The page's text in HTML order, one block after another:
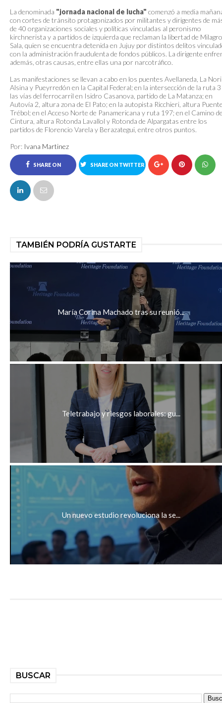
La denominada "jornada nacional de lucha" comenzó a media
con cortes de tránsito protagonizados por militantes y dirigentes de
de 40 organizaciones sociales y políticas vinculadas al peronismo
kirchnerista y a partidos de izquierda que reclaman la libertad de Milagro
Sala, quien se encuentra detenida en Jujuy por distintos delitos
con la administración fraudulenta de fondos públicos. La dirigente
además, otras causas, entre ellas una por narcotráfico.
Las manifestaciones se llevan a cabo en los puentes Avellaneda, La
Alsina y Pueyrredón en la Capital Federal; en la intersección de la ruta
las vías del ferrocarril en Isidro Casanova, partido de La Matanza; en
Autovía 2, altura zona de El Pato; en la autopista Ricchieri, altura
Trébol; en el Acceso Norte de Panamericana y ruta 197; en el Camino
Cintura, altura Rotonda Lavallol y Rotonda de Alpargatas entre los
partidos de Florencio Varela y Berazategui, entre otros puntos.
Por: Ivana Martinez
SHARE ON
FACEBOOK
SHARE ON TWITTER
TAMBIÉN PODRÍA GUSTARTE
María Corina Machado tras su reunió...
Teletrabajo y riesgos laborales: gu...
Un nuevo estudio revoluciona la se...
BUSCAR